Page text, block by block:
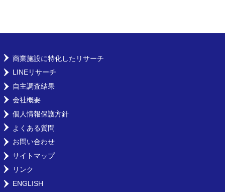
商業施設に特化したリサーチ
LINEリサーチ
自主調査結果
会社概要
個人情報保護方針
よくある質問
お問い合わせ
サイトマップ
リンク
ENGLISH